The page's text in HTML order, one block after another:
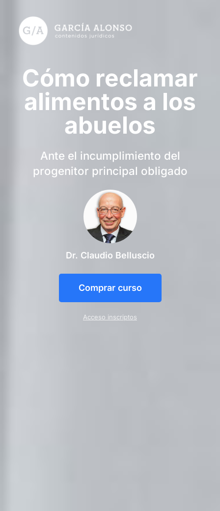
Cómo reclamar
alimentos a los
abuelos
Ante el incumplimiento del
progenitor principal obligado
Dr. Claudio Belluscio
Comprar curso
Acceso inscriptos